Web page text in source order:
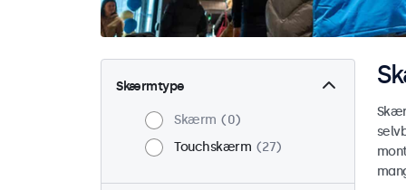
Skærmtype
Skærm
0
Touchskærm
27